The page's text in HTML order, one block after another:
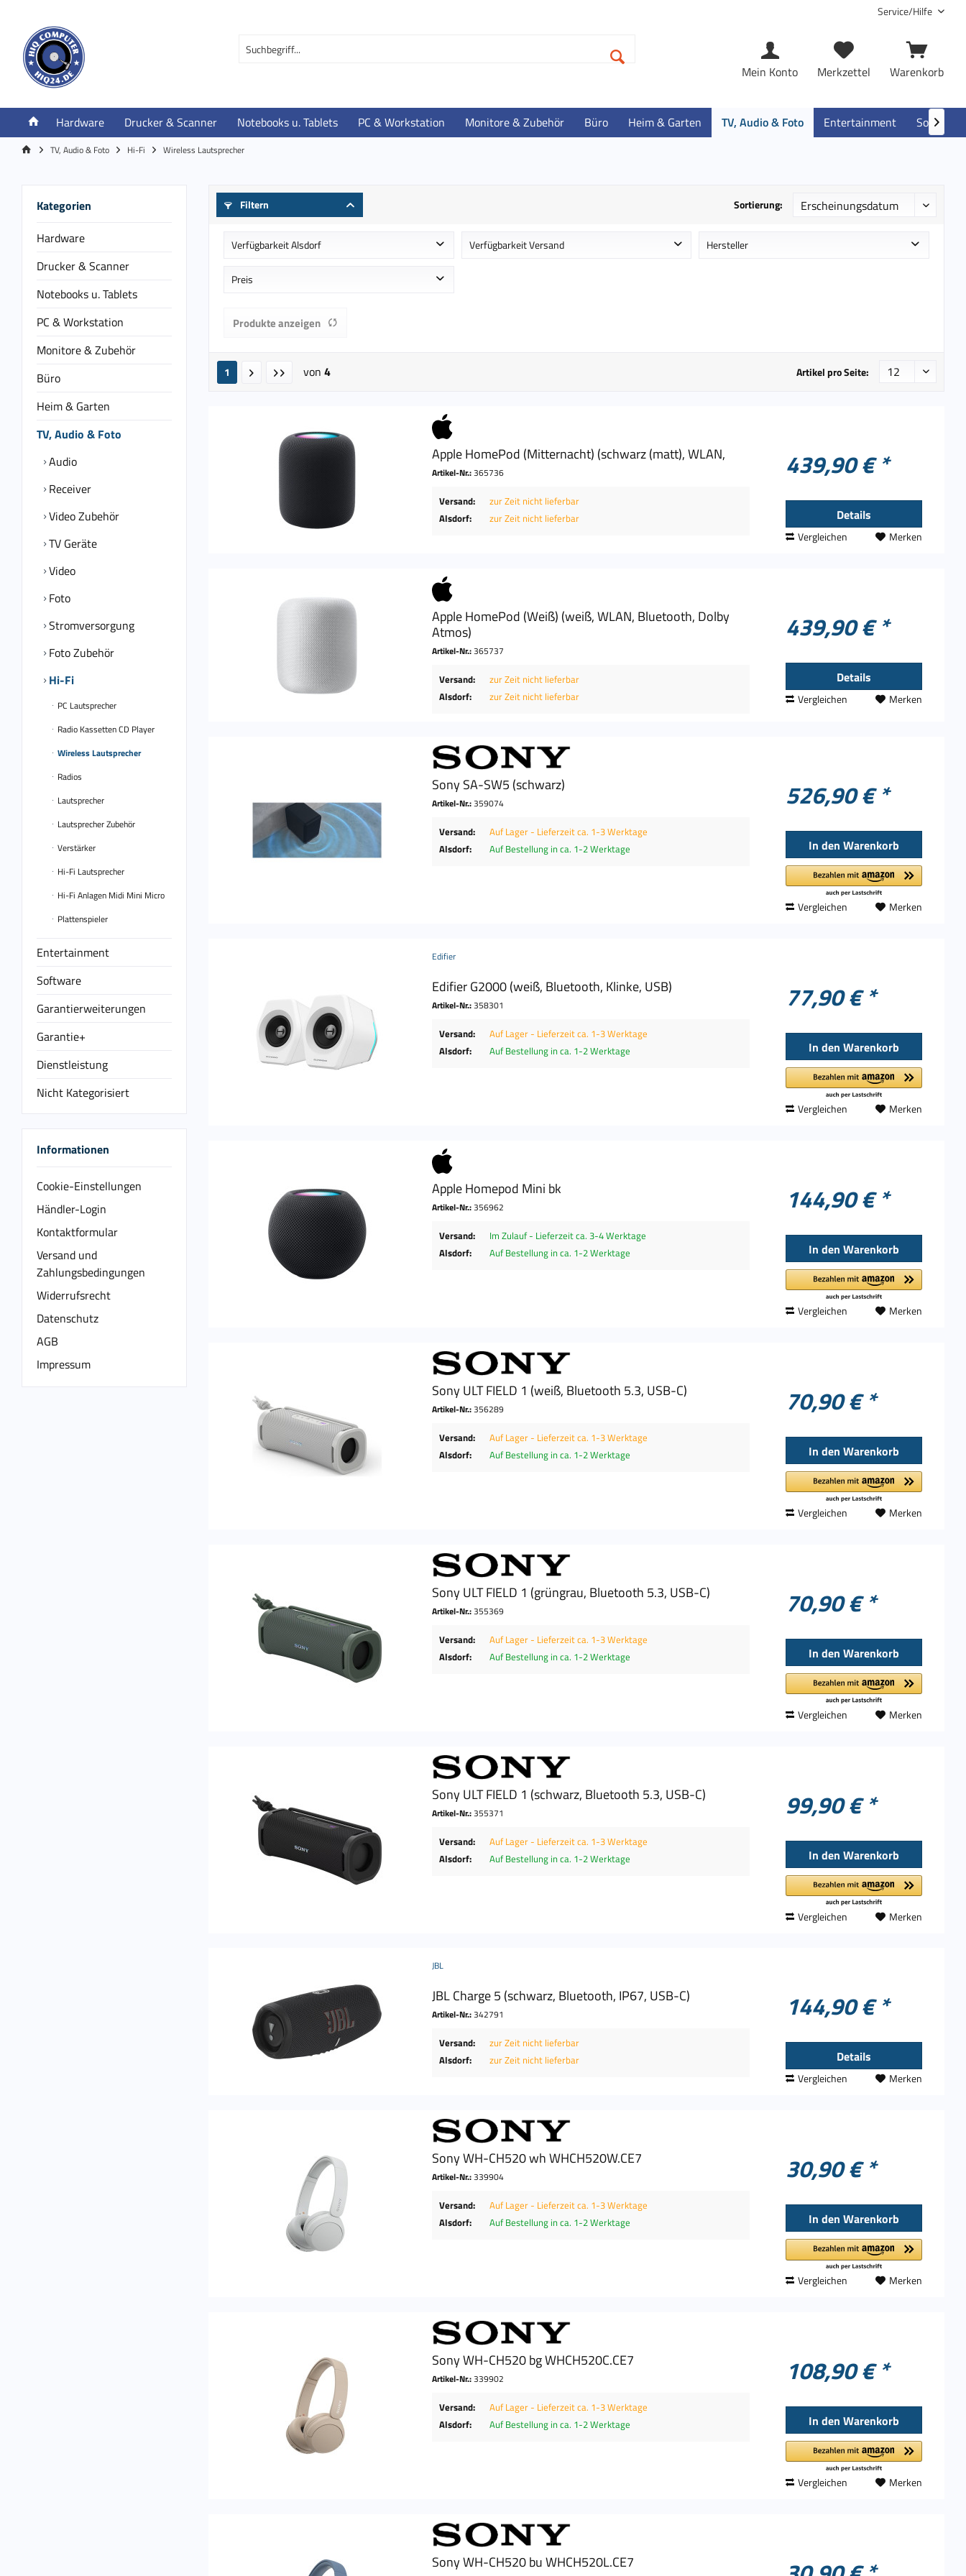
Service/Hilfe
Warenkorb
Merkzettel
Mein Konto
Hardware Drucker & Scanner Notebooks u. Tablets PC & Workstation Monitore & Zubehör Büro Heim & Garten TV, Audio & Foto Entertainment Software

TV, Audio & Foto Hi-Fi Wireless Lautsprecher
Kategorien
Hardware
Drucker & Scanner
Notebooks u. Tablets
PC & Workstation
Monitore & Zubehör
Büro
Heim & Garten
TV, Audio & Foto
Audio
Receiver
Video Zubehör
TV Geräte
Video
Foto
Stromversorgung
Foto Zubehör
Hi-Fi
PC Lautsprecher
Radio Kassetten CD Player
Wireless Lautsprecher
Radios
Lautsprecher
Lautsprecher Zubehör
Verstärker
Hi-Fi Lautsprecher
Hi-Fi Anlagen Midi Mini Micro
Plattenspieler
Entertainment
Software
Garantierweiterungen
Garantie+
Dienstleistung
Nicht Kategorisiert
Informationen
Cookie-Einstellungen
Händler-Login
Kontaktformular
Versand und
Zahlungsbedingungen
Widerrufsrecht
Datenschutz
AGB
Impressum
Filtern Sortierung:
Verfügbarkeit Alsdorf
Auf Bestellung in ca. 1-2 Werktage
Verfügbarkeit Versand Hersteller
Ultimate Ears
Preis
von11,90 €
Produkte anzeigen
1 von 4 Artikel pro Seite:
Apple HomePod (Mitternacht) (schwarz (matt), WLAN,
Artikel-Nr.:365736
Versand:
zur Zeit nicht lieferbar
Alsdorf:
zur Zeit nicht lieferbar
439,90 € *
Details
Vergleichen Merken
Apple HomePod (Weiß) (weiß, WLAN, Bluetooth, Dolby
Atmos)
Artikel-Nr.:365737
Versand:
zur Zeit nicht lieferbar
Alsdorf:
zur Zeit nicht lieferbar
439,90 € *
Details
Vergleichen Merken
Sony SA-SW5 (schwarz)
Artikel-Nr.:359074
Versand:
Auf Lager - Lieferzeit ca. 1-3 Werktage
Alsdorf:
Auf Bestellung in ca. 1-2 Werktage
526,90 € *
In den Warenkorb
Vergleichen Merken
Edifier
Edifier G2000 (weiß, Bluetooth, Klinke, USB)
Artikel-Nr.:358301
Versand:
Auf Lager - Lieferzeit ca. 1-3 Werktage
Alsdorf:
Auf Bestellung in ca. 1-2 Werktage
77,90 € *
In den Warenkorb
Vergleichen Merken
Apple Homepod Mini bk
Artikel-Nr.:356962
Versand:
Im Zulauf - Lieferzeit ca. 3-4 Werktage
Alsdorf:
Auf Bestellung in ca. 1-2 Werktage
144,90 € *
In den Warenkorb
Vergleichen Merken
Sony ULT FIELD 1 (weiß, Bluetooth 5.3, USB-C)
Artikel-Nr.:356289
Versand:
Auf Lager - Lieferzeit ca. 1-3 Werktage
Alsdorf:
Auf Bestellung in ca. 1-2 Werktage
70,90 € *
In den Warenkorb
Vergleichen Merken
Sony ULT FIELD 1 (grüngrau, Bluetooth 5.3, USB-C)
Artikel-Nr.:355369
Versand:
Auf Lager - Lieferzeit ca. 1-3 Werktage
Alsdorf:
Auf Bestellung in ca. 1-2 Werktage
70,90 € *
In den Warenkorb
Vergleichen Merken
Sony ULT FIELD 1 (schwarz, Bluetooth 5.3, USB-C)
Artikel-Nr.:355371
Versand:
Auf Lager - Lieferzeit ca. 1-3 Werktage
Alsdorf:
Auf Bestellung in ca. 1-2 Werktage
99,90 € *
In den Warenkorb
Vergleichen Merken
JBL
JBL Charge 5 (schwarz, Bluetooth, IP67, USB-C)
Artikel-Nr.:342791
Versand:
zur Zeit nicht lieferbar
Alsdorf:
zur Zeit nicht lieferbar
144,90 € *
Details
Vergleichen Merken
Sony WH-CH520 wh WHCH520W.CE7
Artikel-Nr.:339904
Versand:
Auf Lager - Lieferzeit ca. 1-3 Werktage
Alsdorf:
Auf Bestellung in ca. 1-2 Werktage
30,90 € *
In den Warenkorb
Vergleichen Merken
Sony WH-CH520 bg WHCH520C.CE7
Artikel-Nr.:339902
Versand:
Auf Lager - Lieferzeit ca. 1-3 Werktage
Alsdorf:
Auf Bestellung in ca. 1-2 Werktage
108,90 € *
In den Warenkorb
Vergleichen Merken
Sony WH-CH520 bu WHCH520L.CE7